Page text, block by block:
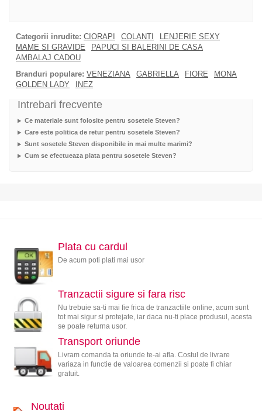
Categorii inrudite: CIORAPI COLANTI
LENJERIE SEXY
MAME SI GRAVIDE
PAPUCI SI BALERINI DE CASA
AMBALAJ CADOU
Branduri populare: VENEZIANA GABRIELLA FIORE
MONA
GOLDEN LADY
INEZ
Intrebari frecvente
Ce materiale sunt folosite pentru sosetele Steven?
Care este politica de retur pentru sosetele Steven?
Sunt sosetele Steven disponibile in mai multe marimi?
Cum se efectueaza plata pentru sosetele Steven?
Plata cu cardul
De acum poti plati mai usor
Tranzactii sigure si fara risc
Nu trebuie sa-ti mai fie frica de tranzactiile online, acum sunt
tot mai sigur si protejate, iar daca nu-ti place produsul, acesta
se poate returna usor.
Transport oriunde
Livram comanda ta oriunde te-ai afla. Costul de livrare
variaza in functie de valoarea comenzii si poate fi chiar
gratuit.
Noutati